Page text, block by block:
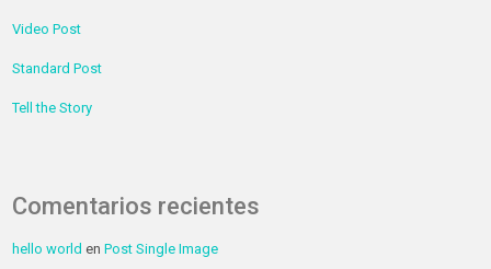
Video Post
Standard Post
Tell the Story
Comentarios recientes
hello world enPost Single Image